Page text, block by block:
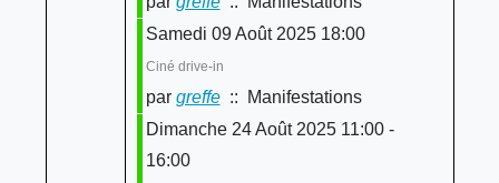
Samedi 09 Août 2025 18:00
Ciné drive-in
par greffe:: Manifestations
Dimanche 24 Août 2025 11:00 -
16:00